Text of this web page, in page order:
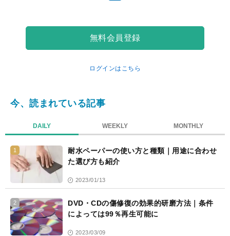
無料会員登録
ログインはこちら
今、読まれている記事
DAILY WEEKLY MONTHLY
1
耐水ペーパーの使い方と種類｜用途に合わせ
た選び方も紹介
2023/01/13
2
DVD・CDの傷修復の効果的研磨方法｜条件
によっては99％再生可能に
2023/03/09